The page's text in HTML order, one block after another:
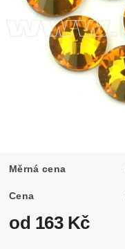
Měrná cena
Cena
od 163 Kč